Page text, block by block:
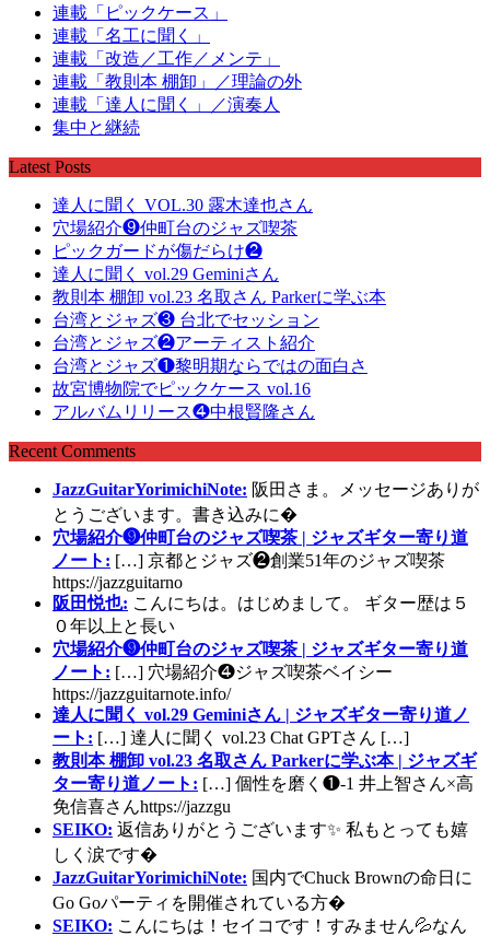
連載「ピックケース」
連載「名工に聞く」
連載「改造／工作／メンテ」
連載「教則本 棚卸」／理論の外
連載「達人に聞く」／演奏人
集中と継続
Latest Posts
達人に聞く VOL.30 露木達也さん
穴場紹介❾仲町台のジャズ喫茶
ピックガードが傷だらけ❷
達人に聞く vol.29 Geminiさん
教則本 棚卸 vol.23 名取さん Parkerに学ぶ本
台湾とジャズ❸ 台北でセッション
台湾とジャズ❷アーティスト紹介
台湾とジャズ❶黎明期ならではの面白さ
故宮博物院でピックケース vol.16
アルバムリリース❹中根賢隆さん
Recent Comments
JazzGuitarYorimichiNote: 阪田さま。メッセージありが
とうございます。書き込みに�
穴場紹介❾仲町台のジャズ喫茶 | ジャズギター寄り道
ノート: […] 京都とジャズ❷創業51年のジャズ喫茶
https://jazzguitarno
阪田悦也: こんにちは。はじめまして。 ギター歴は５
０年以上と長い
穴場紹介❾仲町台のジャズ喫茶 | ジャズギター寄り道
ノート: […] 穴場紹介❹ジャズ喫茶ベイシー
https://jazzguitarnote.info/
達人に聞く vol.29 Geminiさん | ジャズギター寄り道ノ
ート: […] 達人に聞く vol.23 Chat GPTさん […]
教則本 棚卸 vol.23 名取さん Parkerに学ぶ本 | ジャズギ
ター寄り道ノート: […] 個性を磨く❶-1 井上智さん×高
免信喜さんhttps://jazzgu
SEIKO: 返信ありがとうございます✨ 私もとっても嬉
しく涙です�
JazzGuitarYorimichiNote: 国内でChuck Brownの命日に
Go Goパーティを開催されている方�
SEIKO: こんにちは！セイコです！すみません💦なん